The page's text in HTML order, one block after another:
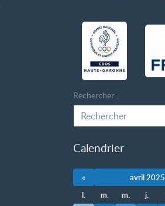
Rechercher :
Calendrier
« avril 2025
l.
m. m. j.